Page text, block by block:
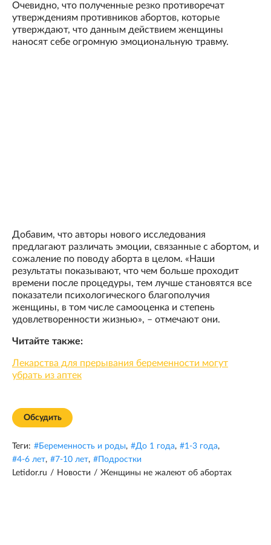
Очевидно, что полученные резко противоречат
утверждениям противников абортов, которые
утверждают, что данным действием женщины
наносят себе огромную эмоциональную травму.
Добавим, что авторы нового исследования
предлагают различать эмоции, связанные с абортом, и
сожаление по поводу аборта в целом. «Наши
результаты показывают, что чем больше проходит
времени после процедуры, тем лучше становятся все
показатели психологического благополучия
женщины, в том числе самооценка и степень
удовлетворенности жизнью», – отмечают они.
Читайте также:
Лекарства для прерывания беременности могут
убрать из аптек
Обсудить
Теги: #Беременность и роды, #До 1 года, #1-3 года,
#4-6 лет, #7-10 лет, # Подростки
Letidor.ru / Новости / Женщины не жалеют об абортах